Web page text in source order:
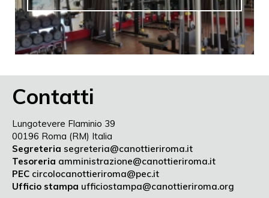
Contatti
Lungotevere Flaminio 39
00196 Roma (RM) Italia
Segreteria segreteria@canottieriroma.it
Tesoreria amministrazione@canottieriroma.it
PEC circolocanottieriroma@pec.it
Ufficio stampa ufficiostampa@canottieriroma.org